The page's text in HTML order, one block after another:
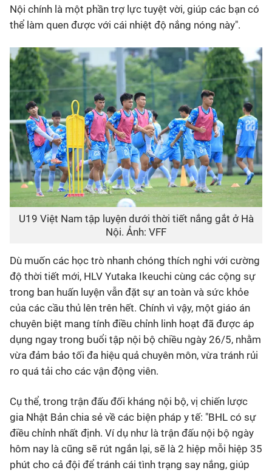
Nội chính là một phần trợ lực tuyệt vời, giúp các bạn có
thể làm quen được với cái nhiệt độ nắng nóng này".
U19 Việt Nam tập luyện dưới thời tiết nắng gắt ở Hà
Nội. Ảnh: VFF
Dù muốn các học trò nhanh chóng thích nghi với cường
độ thời tiết mới, HLV Yutaka Ikeuchi cùng các cộng sự
trong ban huấn luyện vẫn đặt sự an toàn và sức khỏe
của các cầu thủ lên trên hết. Chính vì vậy, một giáo án
chuyên biệt mang tính điều chỉnh linh hoạt đã được áp
dụng ngay trong buổi tập nội bộ chiều ngày 26/5, nhằm
vừa đảm bảo tối đa hiệu quả chuyên môn, vừa tránh rủi
ro quá tải cho các vận động viên.
Cụ thể, trong trận đấu đối kháng nội bộ, vị chiến lược
gia Nhật Bản chia sẻ về các biện pháp y tế: "BHL có sự
điều chỉnh nhất định. Ví dụ như là trận đấu nội bộ ngày
hôm nay là cũng sẽ rút ngắn lại, sẽ là 2 hiệp mỗi hiệp 35
phút cho cả đội để tránh cái tình trạng say nắng, giúp